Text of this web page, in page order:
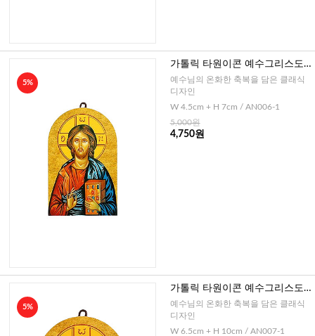
5%
가톨릭 타원이콘 예수그리스도
(이태리)-소
예수님의 온화한 축복을 담은 클래식
디자인
W 4.5cm + H 7cm / AN006-1
5,000원
4,750원
5%
가톨릭 타원이콘 예수그리스도
(이태리)-중
예수님의 온화한 축복을 담은 클래식
디자인
W 6.5cm + H 10cm / AN007-1